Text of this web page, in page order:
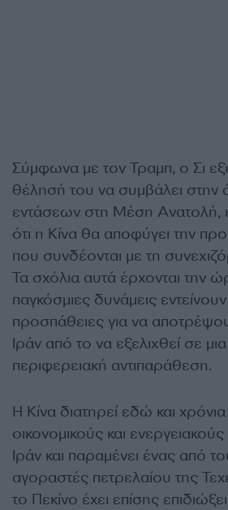
Σύμφωνα με τον Τραμπ, ο Σι
θέλησή του να συμβάλει στην
εντάσεων στη Μέση Ανατολή,
ότι η Κίνα θα αποφύγει την
που συνδέονται με τη
Τα σχόλια αυτά έρχονται την
παγκόσμιες δυνάμεις
προσπάθειες για να
Ιράν από το να εξελιχθεί σε
περιφερειακή αντιπαράθεση.
Η Κίνα διατηρεί εδώ και
οικονομικούς και
Ιράν και παραμένει ένας από
αγοραστές πετρελαίου της
το Πεκίνο έχει επίσης